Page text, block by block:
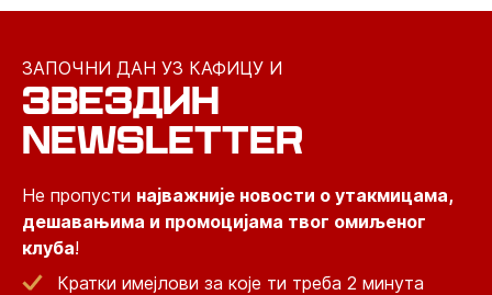
ЗАПОЧНИ ДАН УЗ КАФИЦУ И
ЗВЕЗДИН
NEWSLETTER
Не пропусти најважније новости о утакмицама,
дешавањима и промоцијама твог омиљеног
клуба!
Кратки имејлови за које ти треба 2 минута